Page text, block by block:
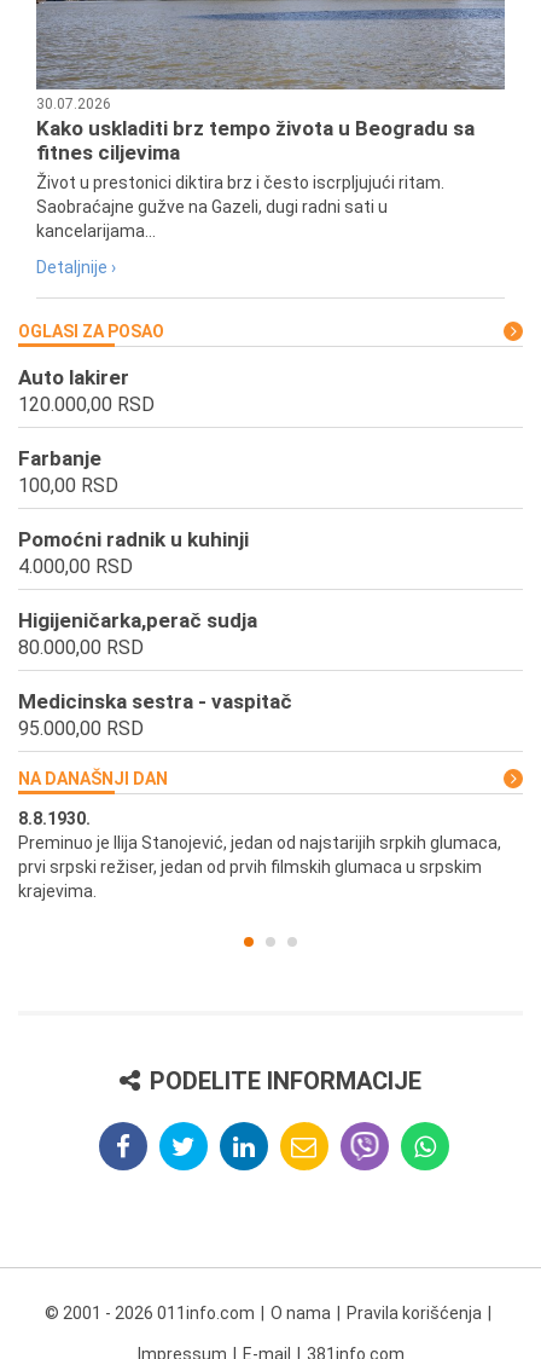
30.07.2026
Kako uskladiti brz tempo života u Beogradu sa
fitnes ciljevima
Život u prestonici diktira brz i često iscrpljujući ritam.
Saobraćajne gužve na Gazeli, dugi radni sati u
kancelarijama...
Detaljnije ›
OGLASI ZA POSAO
Auto lakirer
120.000,00 RSD
Farbanje
100,00 RSD
Pomoćni radnik u kuhinji
4.000,00 RSD
Higijeničarka,perač sudja
80.000,00 RSD
Medicinska sestra - vaspitač
95.000,00 RSD
NA DANAŠNJI DAN
8.8.1930.
Preminuo je Ilija Stanojević, jedan od najstarijih srpkih glumaca,
prvi srpski režiser, jedan od prvih filmskih glumaca u srpskim
krajevima.
PODELITE INFORMACIJE
© 2001 - 2026 011info.com O nama Pravila korišćenja
Impressum E-mail 381info.com